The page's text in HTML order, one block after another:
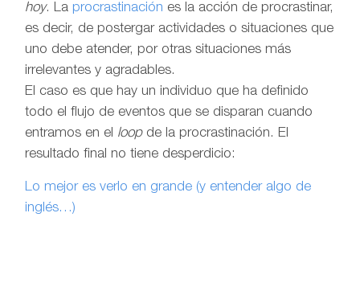
hoy. La procrastinación es la acción de procrastinar,
es decir, de postergar actividades o situaciones que
uno debe atender, por otras situaciones más
irrelevantes y agradables.
El caso es que hay un individuo que ha definido
todo el flujo de eventos que se disparan cuando
entramos en el loop de la procrastinación. El
resultado final no tiene desperdicio:
Lo mejor es verlo en grande (y entender algo de
inglés…)